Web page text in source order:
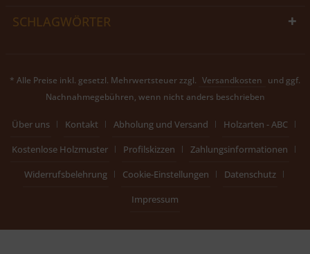
SCHLAGWÖRTER
* Alle Preise inkl. gesetzl. Mehrwertsteuer zzgl. Versandkosten und ggf.
Nachnahmegebühren, wenn nicht anders beschrieben
Über uns Kontakt Abholung und Versand
Holzarten - ABC
Kostenlose Holzmuster
Profilskizzen
Zahlungsinformationen
Widerrufsbelehrung
Cookie-Einstellungen
Datenschutz
Impressum